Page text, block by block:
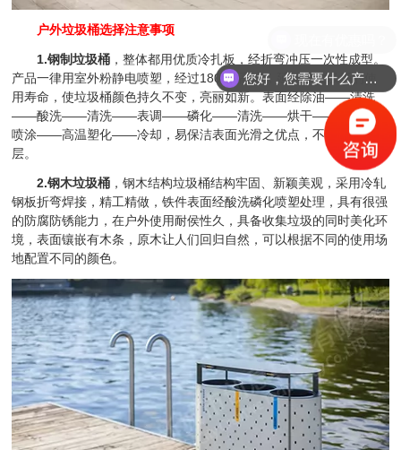
户外垃圾桶选择注意事项
1.钢制垃圾桶 ，整体都用优质冷扎板，经折弯冲压一次性成型。
产品一律用室外粉静电喷塑，经过180°的高温，延长了垃圾桶的使
用寿命，使垃圾桶颜色持久不变，亮丽如新。表面经除油——清洗
——酸洗——清洗——表调——磷化——清洗——烘干——静电粉末
喷涂——高温塑化——冷却，易保洁表面光滑之优点，不脱落，不起
层。
2.钢木垃圾桶 ，钢木结构垃圾桶结构牢固、新颖美观，采用冷轧
钢板折弯焊接，精工精做，铁件表面经酸洗磷化喷塑处理，具有很强
的防腐防锈能力，在户外使用耐侯性久，具备收集垃圾的同时美化环
境，表面镶嵌有木条，原木让人们回归自然，可以根据不同的使用场
地配置不同的颜色。
您好，您需要什么产品？